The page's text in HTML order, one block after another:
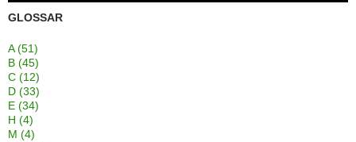
GLOSSAR
A(51)
B (45)
C (12)
D (33)
E (34)
H (4)
M (4)